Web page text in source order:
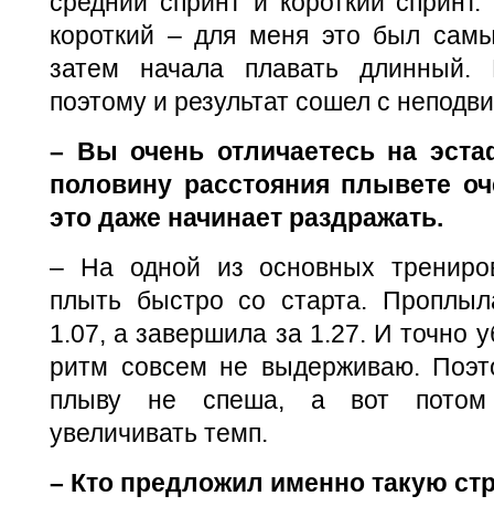
короткий – для меня это был
затем начала плавать длинный.
поэтому и результат сошел с
– Вы очень отличаетесь на
половину расстояния плывете
это даже начинает раздражать.
– На одной из основных
плыть быстро со старта.
1.07, а завершила за 1.27. И точно
ритм совсем не выдерживаю.
плыву не спеша, а вот потом
увеличивать темп.
– Кто предложил именно такую